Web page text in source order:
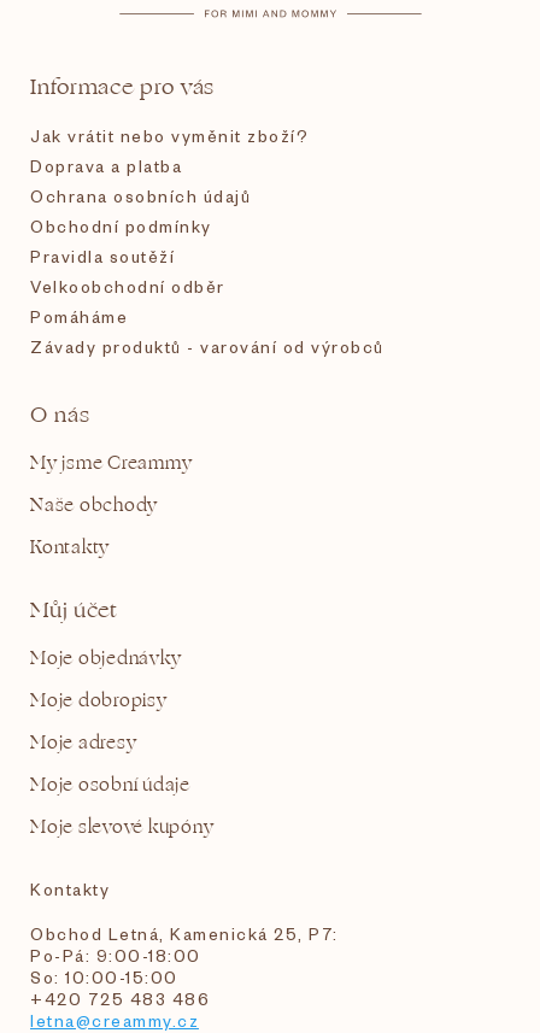
Informace pro vás
Jak vrátit nebo vyměnit zboží?
Doprava a platba
Ochrana osobních údajů
Obchodní podmínky
Pravidla soutěží
Velkoobchodní odběr
Pomáháme
Závady produktů - varování od výrobců
O nás
My jsme Creammy
Naše obchody
Kontakty
Můj účet
Moje objednávky
Moje dobropisy
Moje adresy
Moje osobní údaje
Moje slevové kupóny
Kontakty
Obchod Letná, Kamenická 25, P7:
Po-Pá: 9:00-18:00
So: 10:00-15:00
+420 725 483 486
letna@creammy.cz